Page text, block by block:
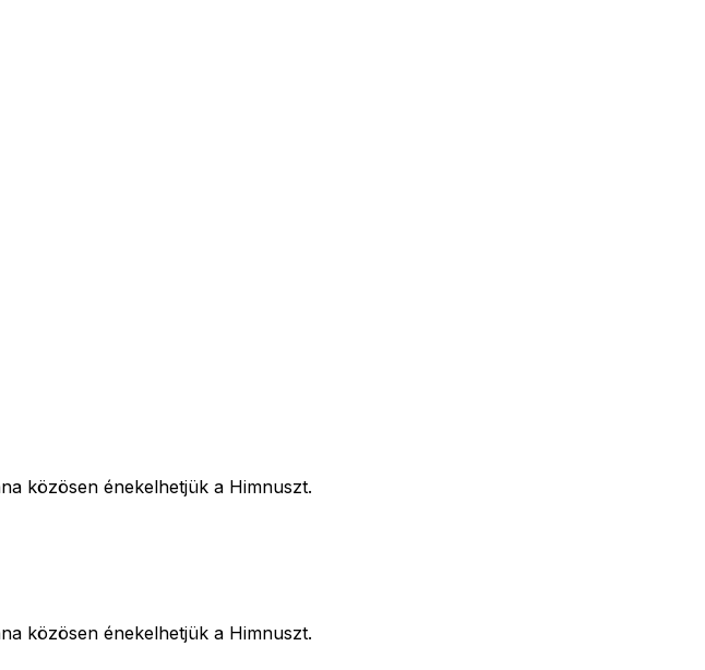
közösen énekelhetjük a Himnuszt.
közösen énekelhetjük a Himnuszt.